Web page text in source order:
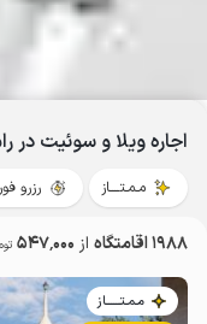
اجاره ویلا و سوئیت در
مـمـتــــاز رزرو
1988 اقامتگاه از 547٬000
مـمـتــــــاز